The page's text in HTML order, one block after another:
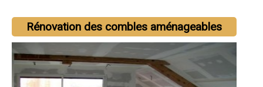
Rénovation des combles aménageables